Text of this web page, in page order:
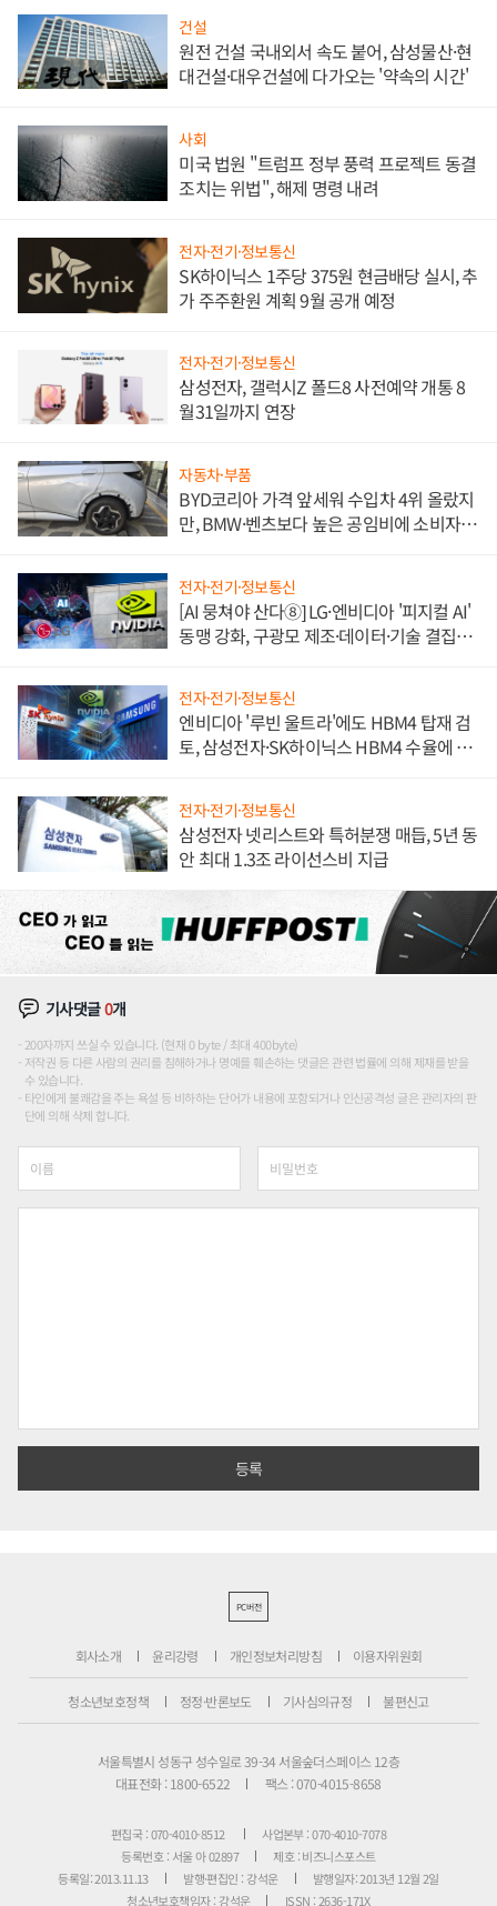
건설
원전 건설 국내외서 속도 붙어, 삼성물산·현
대건설·대우건설에 다가오는 '약속의 시간'
사회
미국 법원 "트럼프 정부 풍력 프로젝트 동결
조치는 위법", 해제 명령 내려
전자·전기·정보통신
SK하이닉스 1주당 375원 현금배당 실시, 추
가 주주환원 계획 9월 공개 예정
전자·전기·정보통신
삼성전자, 갤럭시Z 폴드8 사전예약 개통 8
월31일까지 연장
자동차·부품
BYD코리아 가격 앞세워 수입차 4위 올랐지
만, BMW·벤츠보다 높은 공임비에 소비자
전자·전기·정보통신
[AI 뭉쳐야 산다⑧] LG·엔비디아 '피지컬 AI'
동맹 강화, 구광모 제조·데이터·기술 결집
전자·전기·정보통신
엔비디아 '루빈 울트라'에도 HBM4 탑재 검
토, 삼성전자·SK하이닉스 HBM4 수율에 주
전자·전기·정보통신
삼성전자 넷리스트와 특허분쟁 매듭, 5년 동
안 최대 1.3조 라이선스비 지급
기사댓글0개
200자까지 쓰실 수 있습니다. (현재 0 byte / 최대 400byte)
저작권 등 다른 사람의 권리를 침해하거나 명예를 훼손하는 댓글은 관련 법률에 의해 제재를 받을
수 있습니다.
타인에게 불쾌감을 주는 욕설 등 비하하는 단어가 내용에 포함되거나 인신공격성 글은 관리자의 판
단에 의해 삭제 합니다.
PC버전
회사소개 윤리강령 개인정보처리방침 이용자위원회
청소년보호정책 정정·반론보도 기사심의규정 불편신고
서울특별시 성동구 성수일로 39-34 서울숲더스페이스 12층
대표전화 : 1800-6522
팩스 : 070-4015-8658
편집국 : 070-4010-8512
사업본부 : 070-4010-7078
등록번호 : 서울 아 02897
제호 : 비즈니스포스트
등록일: 2013.11.13
발행·편집인 : 강석운
발행일자: 2013년 12월 2일
청소년보호책임자 : 강석운
ISSN : 2636-171X